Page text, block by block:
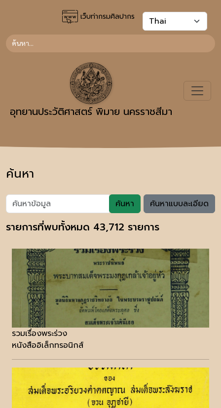
เว็บท่ากรมศิลปากร
อุทยานประวัติศาสตร์ พิมาย นครราชสีมา
ค้นหา
ค้นหา ค้นหาแบบละเอียด
รายการที่พบทั้งหมด 43,712 รายการ
รวมเรื่องพระร่วง
หนังสืออิเล็กทรอนิกส์